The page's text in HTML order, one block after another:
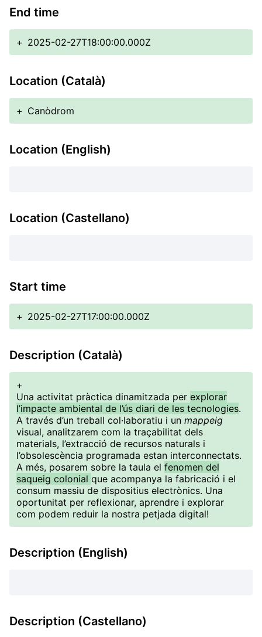
End time
+ 2025-02-27T18:00:00.000Z
Location (Català)
+ Canòdrom
Location (English)
Location (Castellano)
Start time
+ 2025-02-27T17:00:00.000Z
Description (Català)
+
Una activitat pràctica dinamitzada per explorar
l’impacte ambiental de l’ús diari de les tecnologies.
A través d’un treball col·laboratiu i un mappeig
visual, analitzarem com la traçabilitat dels
materials, l’extracció de recursos naturals i
l’obsolescència programada estan interconnectats.
A més, posarem sobre la taula el fenomen del
saqueig colonial que acompanya la fabricació i el
consum massiu de dispositius electrònics. Una
oportunitat per reflexionar, aprendre i explorar
com podem reduir la nostra petjada digital!
Description (English)
Description (Castellano)